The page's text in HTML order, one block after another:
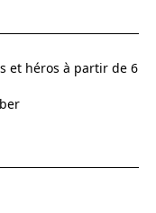
et héros à partir de 6